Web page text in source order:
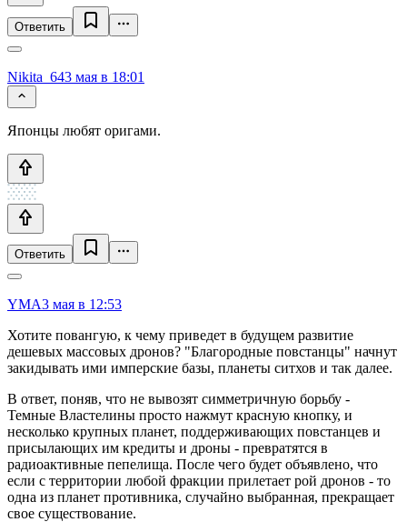
Ответить
Nikita_643 мая в 18:01
Японцы любят оригами.
Ответить
YMA3 мая в 12:53
Хотите повангую, к чему приведет в будущем развитие
дешевых массовых дронов? "Благородные повстанцы" начнут
закидывать ими имперские базы, планеты ситхов и так далее.
В ответ, поняв, что не вывозят симметричную борьбу -
Темные Властелины просто нажмут красную кнопку, и
несколько крупных планет, поддерживающих повстанцев и
присылающих им кредиты и дроны - превратятся в
радиоактивные пепелища. После чего будет объявлено, что
если с территории любой фракции прилетает рой дронов - то
одна из планет противника, случайно выбранная, прекращает
свое существование.